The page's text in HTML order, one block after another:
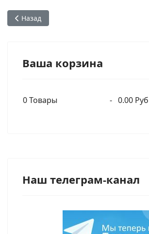
Предыдущий: Веды описывают разные
Назад
Ваша корзина
0Товары - 0.00 Руб
Наш телеграм-канал